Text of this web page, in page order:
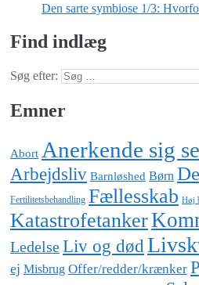
Den sarte symbiose 1/3:
Find indlæg
Søg efter:
Emner
Abort Anerkende sig
Arbejdsliv Barnløshed Børn
Fertilitetsbehandling Fællesskab Høj
Katastrofetanker
LedelseLiv og død
ej Misbrug Offer/redder/krænker